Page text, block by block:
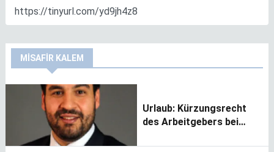
MISAFIR KALEM
Urlaub: Kürzungsrecht
des Arbeitgebers bei